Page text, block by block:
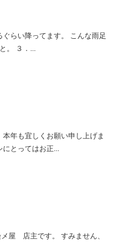
らい降ってます。 こんな雨足
。 ３．...
年も宜しくお願い申し上げま
にとってはお正...
屋 店主です。 すみません、